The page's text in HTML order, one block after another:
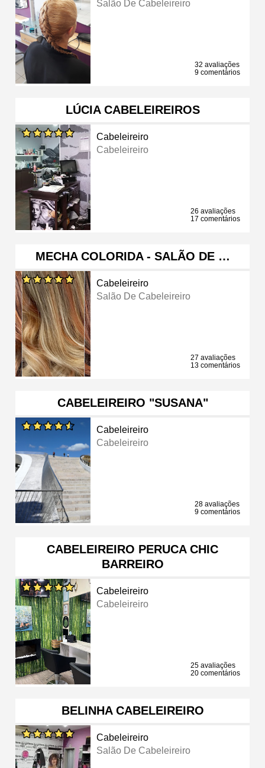
Salão De Cabeleireiro
32 avaliações
9 comentários
LÚCIA CABELEIREIROS
Cabeleireiro
Cabeleireiro
26 avaliações
17 comentários
MECHA COLORIDA - SALÃO DE …
Cabeleireiro
Salão De Cabeleireiro
27 avaliações
13 comentários
CABELEIREIRO "SUSANA"
Cabeleireiro
Cabeleireiro
28 avaliações
9 comentários
CABELEIREIRO PERUCA CHIC
BARREIRO
Cabeleireiro
Cabeleireiro
25 avaliações
20 comentários
BELINHA CABELEIREIRO
Cabeleireiro
Salão De Cabeleireiro